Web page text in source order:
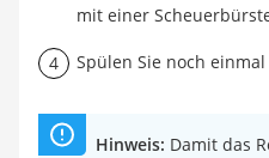
mit einer
Spülen Sie noch
Hinweis: Damit das